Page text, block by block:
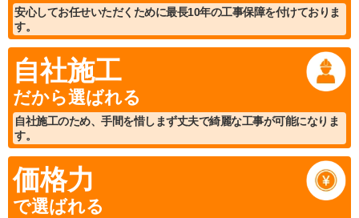
安心してお任せいただくために最長10年の工事保障を付けておりま
す。
自社施工
だから選ばれる
自社施工のため、手間を惜しまず丈夫で綺麗な工事が可能になりま
す。
価格力
で選ばれる